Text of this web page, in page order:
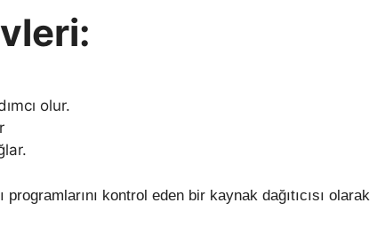
olur.
kontrol eden bir kaynak dağıtıcısı olarak